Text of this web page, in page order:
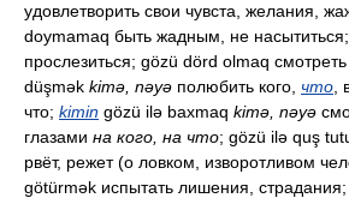
удовлетворить свои чувста, желания,
doymamaq быть жадным, не
прослезиться; gözü dörd olmaq
düşmək kimə, nəyə полюбить кого, что
что; kimin gözü ilə baxmaq kimə, nəyə
глазами на кого, на что; gözü ilə quş
рвёт, режет (о ловком, изворотливом
götürmək испытать лишения,